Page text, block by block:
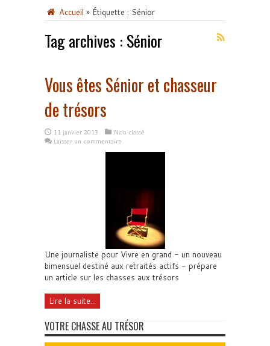
Accueil » Étiquette : Sénior
Tag archives : Sénior
Vous êtes Sénior et chasseur
de trésors
11 janvier 2013
Non classé
Laisser un commentaire
Une journaliste pour Vivre en grand - un nouveau
bimensuel destiné aux retraités actifs - prépare
un article sur les chasses aux trésors
Lire la suite...
VOTRE CHASSE AU TRÉSOR